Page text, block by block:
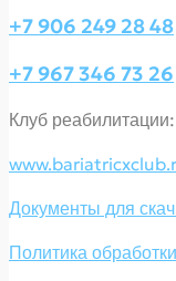
+7 906 249 28 48
+7 967 346 73 26
Клуб реабилитации:
Документы для
Политика